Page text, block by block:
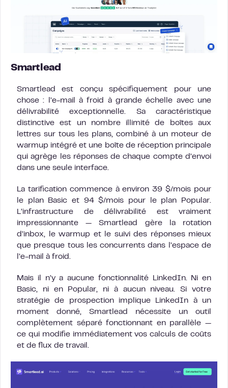
Smartlead
Smartlead est conçu spécifiquement pour une
chose : l’e-mail à froid à grande échelle avec une
délivrabilité exceptionnelle. Sa caractéristique
distinctive est un nombre illimité de boîtes aux
lettres sur tous les plans, combiné à un moteur de
warmup intégré et une boîte de réception principale
qui agrège les réponses de chaque compte d’envoi
dans une seule interface.
La tarification commence à environ 39 $/mois pour
le plan Basic et 94 $/mois pour le plan Popular.
L’infrastructure de délivrabilité est vraiment
impressionnante — Smartlead gère la rotation
d’inbox, le warmup et le suivi des réponses mieux
que presque tous les concurrents dans l’espace de
l’e-mail à froid.
Mais il n’y a aucune fonctionnalité LinkedIn. Ni en
Basic, ni en Popular, ni à aucun niveau. Si votre
stratégie de prospection implique LinkedIn à un
moment donné, Smartlead nécessite un outil
complètement séparé fonctionnant en parallèle —
ce qui modifie immédiatement vos calculs de coûts
et de flux de travail.